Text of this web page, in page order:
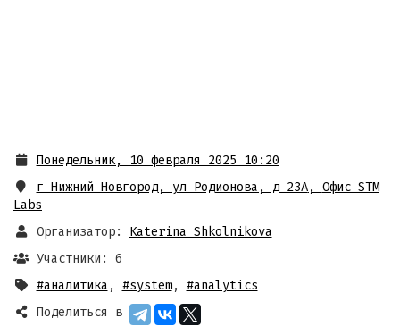
Понедельник, 10 февраля 2025 10:20
г Нижний Новгород, ул Родионова, д 23А, Офис STM
Labs
Организатор:
Katerina Shkolnikova
Участники: 6
#аналитика , #system, #analytics
Поделиться в